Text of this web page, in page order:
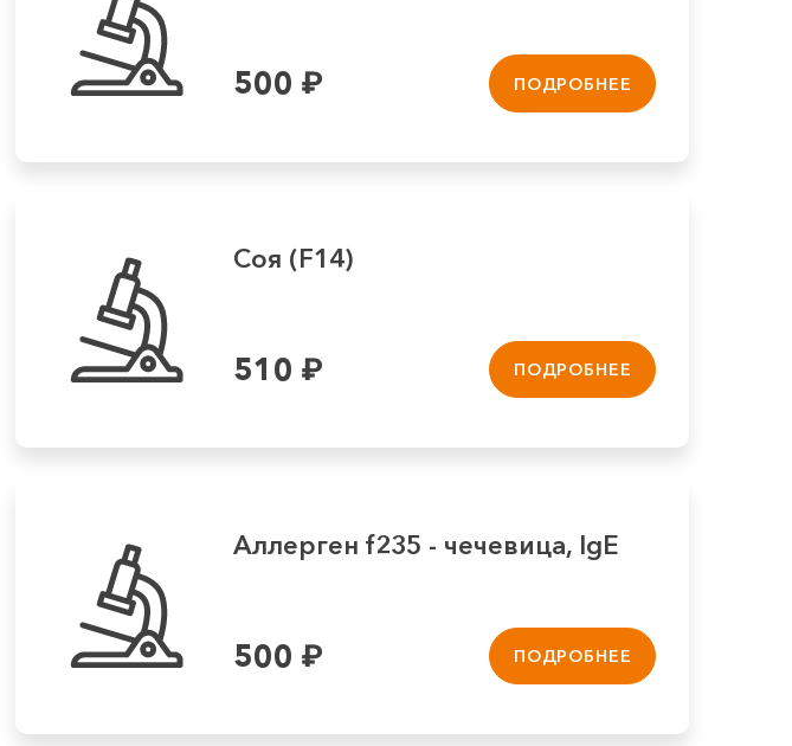
500 ₽ ПОДРОБНЕЕ
Соя (F14)
510 ₽ ПОДРОБНЕЕ
Аллерген f235 - чечевица, IgE
500 ₽ ПОДРОБНЕЕ